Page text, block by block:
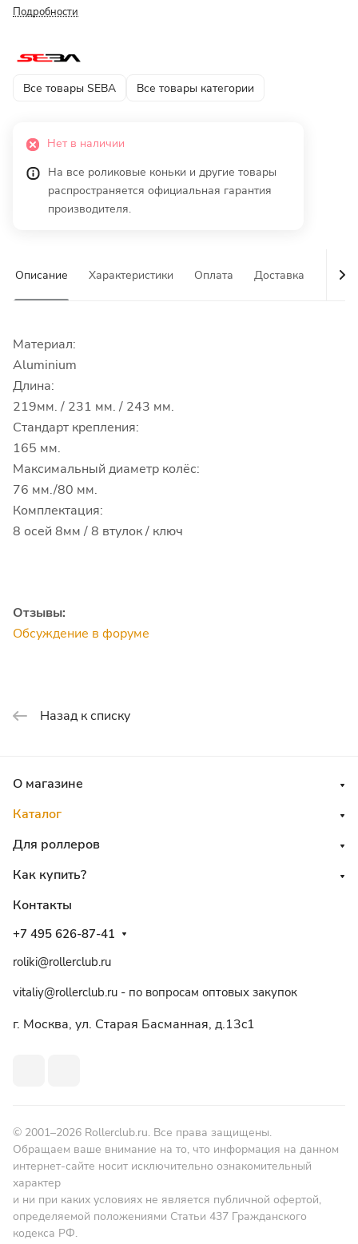
Подробности
Все товары SEBA Все товары категории
Нет в наличии
На все роликовые коньки и другие товары
распространяется официальная гарантия
производителя.
Описание Характеристики Оплата Доставка
Материал:
Aluminium
Длина:
219мм. / 231 мм. / 243 мм.
Стандарт крепления:
165 мм.
Максимальный диаметр колёс:
76 мм./80 мм.
Комплектация:
8 осей 8мм / 8 втулок / ключ
Отзывы:
Обсуждение в форуме
Назад к списку
О магазине
Каталог
Для роллеров
Как купить?
Контакты
+7 495 626-87-41
roliki@rollerclub.ru
vitaliy@rollerclub.ru - по вопросам оптовых закупок
г. Москва, ул. Старая Басманная, д.13c1
© 2001–2026 Rollerclub.ru. Все права защищены.
Обращаем ваше внимание на то, что информация на данном
интернет-сайте носит исключительно ознакомительный
характер
и ни при каких условиях не является публичной офертой,
определяемой положениями Статьи 437 Гражданского
кодекса РФ.